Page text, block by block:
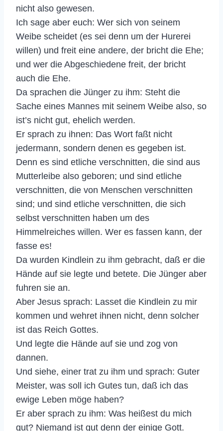
nicht also gewesen.
Ich sage aber euch: Wer sich von seinem
Weibe scheidet (es sei denn um der Hurerei
willen) und freit eine andere, der bricht die Ehe;
und wer die Abgeschiedene freit, der bricht
auch die Ehe.
Da sprachen die Jünger zu ihm: Steht die
Sache eines Mannes mit seinem Weibe also, so
ist’s nicht gut, ehelich werden.
Er sprach zu ihnen: Das Wort faßt nicht
jedermann, sondern denen es gegeben ist.
Denn es sind etliche verschnitten, die sind aus
Mutterleibe also geboren; und sind etliche
verschnitten, die von Menschen verschnitten
sind; und sind etliche verschnitten, die sich
selbst verschnitten haben um des
Himmelreiches willen. Wer es fassen kann, der
fasse es!
Da wurden Kindlein zu ihm gebracht, daß er die
Hände auf sie legte und betete. Die Jünger aber
fuhren sie an.
Aber Jesus sprach: Lasset die Kindlein zu mir
kommen und wehret ihnen nicht, denn solcher
ist das Reich Gottes.
Und legte die Hände auf sie und zog von
dannen.
Und siehe, einer trat zu ihm und sprach: Guter
Meister, was soll ich Gutes tun, daß ich das
ewige Leben möge haben?
Er aber sprach zu ihm: Was heißest du mich
gut? Niemand ist gut denn der einige Gott.